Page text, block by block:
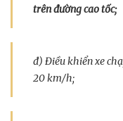
trên đường cao tốc;
đ) Điều khiển xe
20 km/h;